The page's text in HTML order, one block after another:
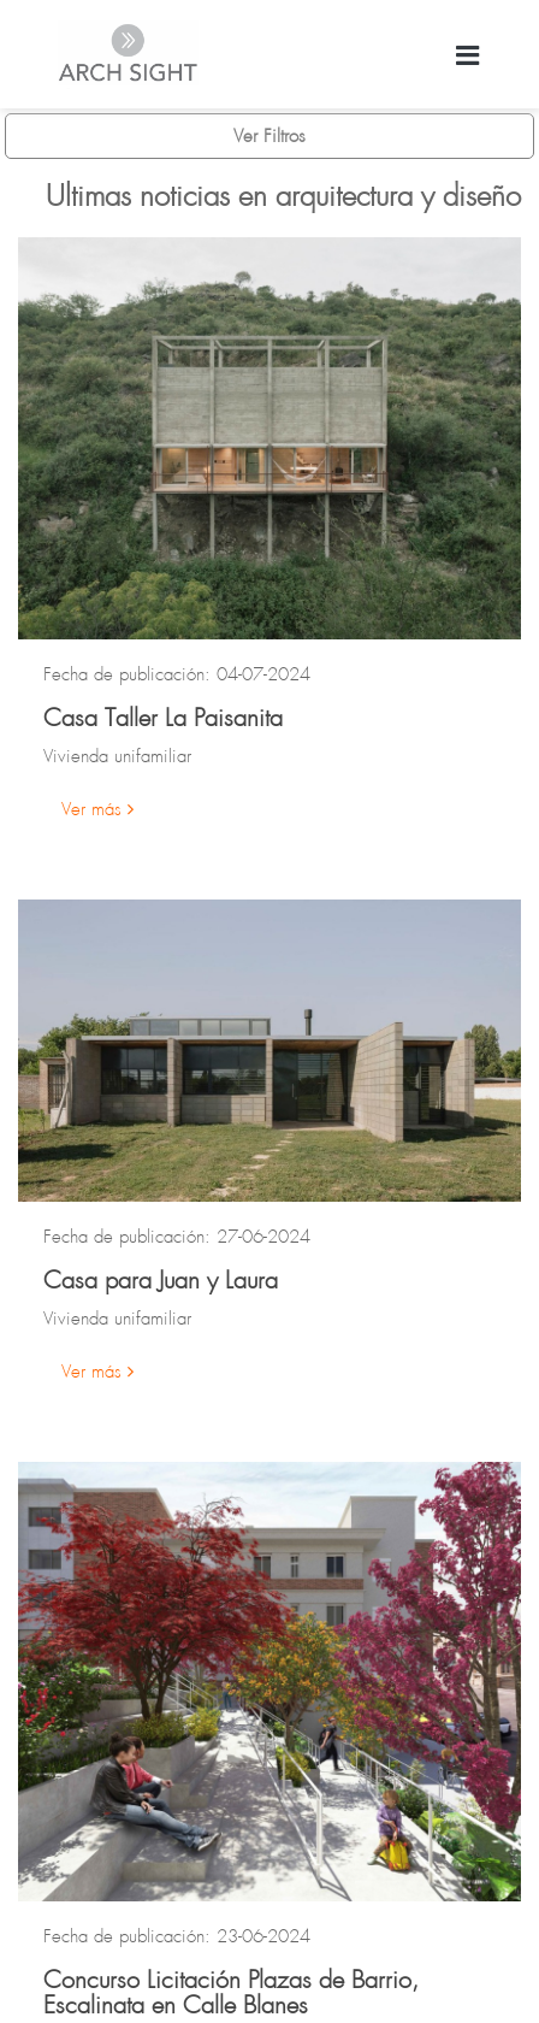
Ver Filtros
Ultimas noticias en arquitectura y diseño
Fecha de publicación: 04-07-2024
Casa Taller La Paisanita
Vivienda unifamiliar
Ver más
Fecha de publicación: 27-06-2024
Casa para Juan y Laura
Vivienda unifamiliar
Ver más
Fecha de publicación: 23-06-2024
Concurso Licitación Plazas de Barrio,
Escalinata en Calle Blanes